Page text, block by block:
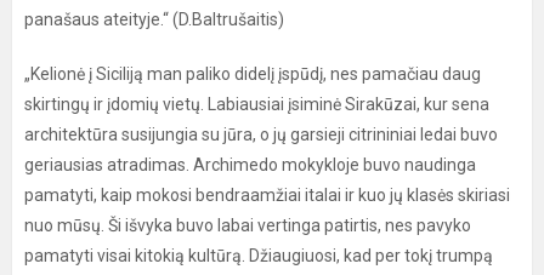
panašaus ateityje.“ (D.Baltrušaitis)
„Kelionė į Siciliją man paliko didelį įspūdį, nes pamačiau daug
skirtingų ir įdomių vietų. Labiausiai įsiminė Sirakūzai, kur sena
architektūra susijungia su jūra, o jų garsieji citrininiai ledai buvo
geriausias atradimas. Archimedo mokykloje buvo naudinga
pamatyti, kaip mokosi bendraamžiai italai ir kuo jų klasės skiriasi
nuo mūsų. Ši išvyka buvo labai vertinga patirtis, nes pavyko
pamatyti visai kitokią kultūrą. Džiaugiuosi, kad per tokį trumpą